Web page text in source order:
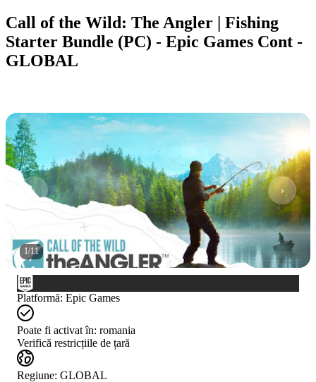
Call of the Wild: The Angler | Fishing
Starter Bundle (PC) - Epic Games Cont -
GLOBAL
1/11
Platformă: Epic Games
Poate fi activat în: romania
Verifică restricțiile de țară
Regiune: GLOBAL